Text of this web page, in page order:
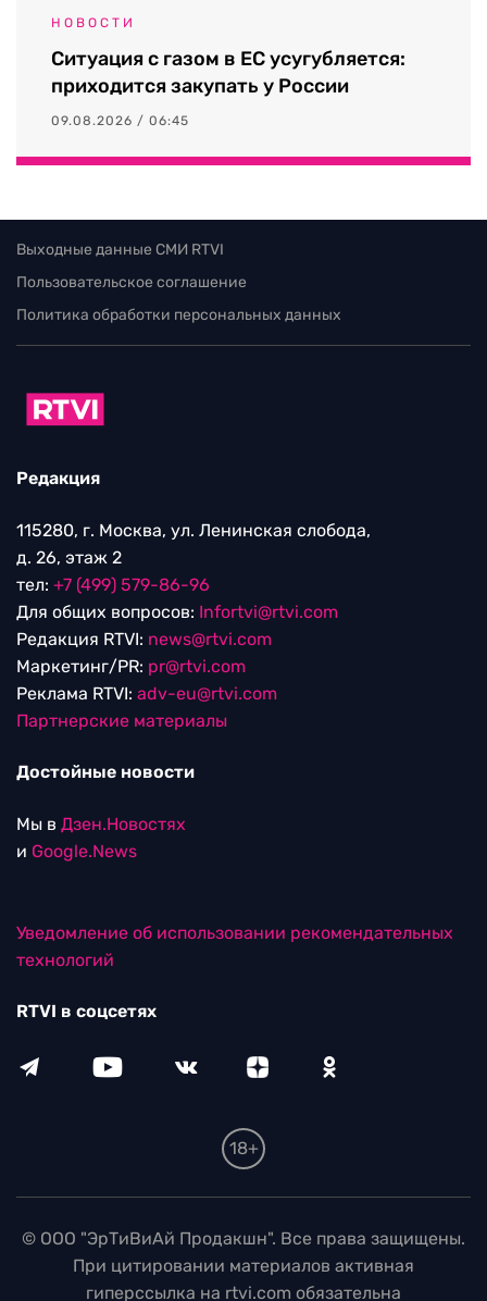
НОВОСТИ
Ситуация с газом в ЕС усугубляется:
приходится закупать у России
09.08.2026 / 06:45
Выходные данные СМИ RTVI
Пользовательское соглашение
Политика обработки персональных данных
Редакция
115280, г. Москва, ул. Ленинская слобода,
д. 26, этаж 2
тел: +7 (499) 579-86-96
Для общих вопросов: Infortvi@rtvi.com
Редакция RTVI: news@rtvi.com
Маркетинг/PR: pr@rtvi.com
Реклама RTVI: adv-eu@rtvi.com
Партнерские материалы
Достойные новости
Мы в Дзен.Новостях
и Google.News
Уведомление об использовании рекомендательных
технологий
RTVI в соцсетях
18+
© ООО "ЭрТиВиАй Продакшн". Все права защищены.
При цитировании материалов активная
гиперссылка на rtvi.com обязательна